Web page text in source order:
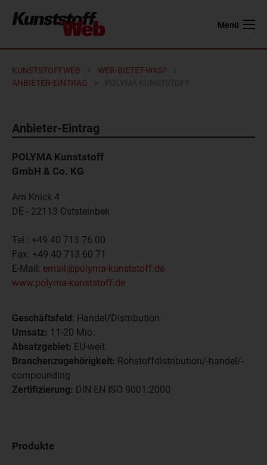
Menü
KUNSTSTOFFWEB
WER-BIETET-WAS?
ANBIETER-EINTRAG
Anbieter-Eintrag
POLYMA Kunststoff
GmbH & Co. KG
Am Knick 4
DE - 22113 Oststeinbek
Tel.: +49 40 713 76 00
Fax: +49 40 713 60 71
E-Mail: email@polyma-kunststoff.de
www.polyma-kunststoff.de
Geschäftsfeld: Handel/Distribution
Umsatz: 11-20 Mio.
Absatzgebiet: EU-weit
Branchenzugehörigkeit: Rohstoffdistribution/-handel/-
compounding
Zertifizierung: DIN EN ISO 9001:2000
Produkte